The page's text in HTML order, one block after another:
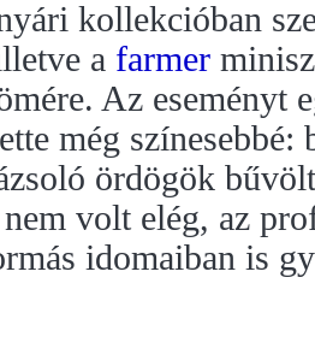
kollekcióban
a farmer
Az eseményt
még színesebbé:
ördögök
volt elég, az
idomaiban is